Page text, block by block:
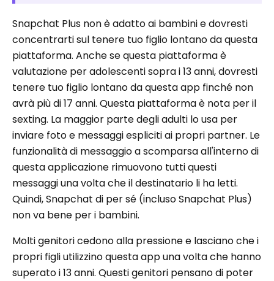
Snapchat Plus non è adatto ai bambini e dovresti
concentrarti sul tenere tuo figlio lontano da questa
piattaforma. Anche se questa piattaforma è
valutazione per adolescenti sopra i 13 anni, dovresti
tenere tuo figlio lontano da questa app finché non
avrà più di 17 anni. Questa piattaforma è nota per il
sexting. La maggior parte degli adulti lo usa per
inviare foto e messaggi espliciti ai propri partner. Le
funzionalità di messaggio a scomparsa all'interno di
questa applicazione rimuovono tutti questi
messaggi una volta che il destinatario li ha letti.
Quindi, Snapchat di per sé (incluso Snapchat Plus)
non va bene per i bambini.
Molti genitori cedono alla pressione e lasciano che i
propri figli utilizzino questa app una volta che hanno
superato i 13 anni. Questi genitori pensano di poter